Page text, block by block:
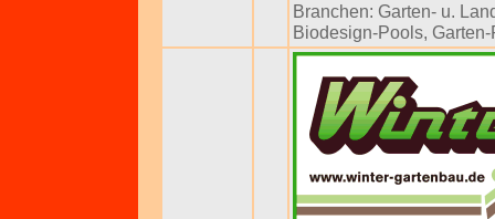
Branchen: Garten- u.
Biodesign-Pools,